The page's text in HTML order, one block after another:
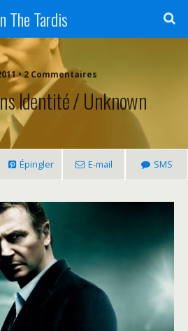
The Tardis
• 2 Commentaires
Identité / Unknown
Épingler E-mail SMS